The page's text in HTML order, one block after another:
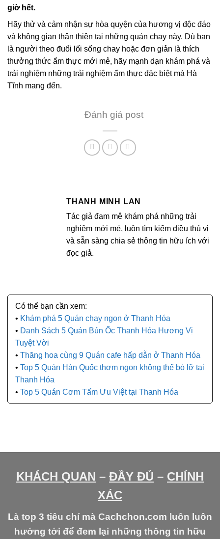
giờ hết.
Hãy thử và cảm nhận sự hòa quyện của hương vị độc đáo
và không gian thân thiện tại những quán chay này. Dù bạn
là người theo đuổi lối sống chay hoặc đơn giản là thích
thưởng thức ẩm thực mới mẻ, hãy mạnh dạn khám phá và
trải nghiệm những trải nghiệm ẩm thực đặc biệt mà Hà
Tĩnh mang đến.
Đánh giá post
THANH MINH LAN
Tác giả đam mê khám phá những trải
nghiệm mới mẻ, luôn tìm kiếm điều thú vị
và sẵn sàng chia sẻ thông tin hữu ích với
đọc giả.
Khám phá 5 Quán chay ngon ở Thanh Hóa
Danh Sách 5 Quán Bún Ốc Thanh Hóa Hương Vị
Tuyệt Vời
Thăng hoa cùng 9 Quán cafe hấp dẫn ở Thanh Hóa
Top 5 Quán Hàn Quốc thơm ngon không thể bỏ lỡ tại
Thanh Hóa
Top 5 Quán Cơm Tấm Ưu Việt tại Thanh Hóa
KHÁCH QUAN – ĐẦY ĐỦ – CHÍNH
XÁC
Là top 3 tiêu chí mà Cachchon.com luôn luôn
hướng tới để đem lại những thông tin hữu